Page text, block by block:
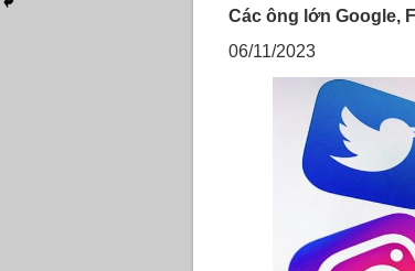
Các ông lớn Google,
06/11/2023